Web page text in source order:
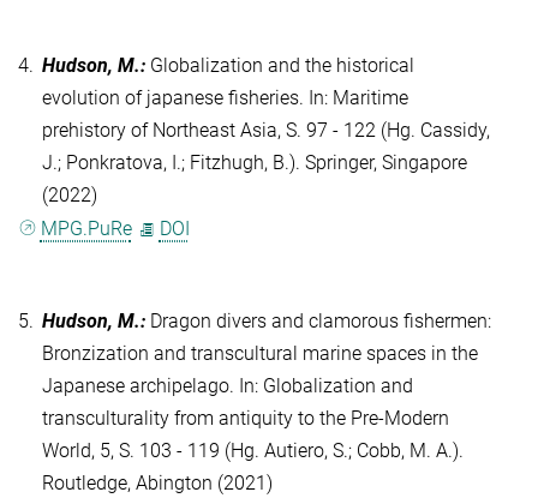
4. Hudson, M.: Globalization and the historical
evolution of japanese fisheries. In: Maritime
prehistory of Northeast Asia, S. 97 - 122 (Hg. Cassidy,
J.; Ponkratova, I.; Fitzhugh, B.). Springer, Singapore
(2022)
MPG.PuRe
DOI
5. Hudson, M.: Dragon divers and clamorous fishermen:
Bronzization and transcultural marine spaces in the
Japanese archipelago. In: Globalization and
transculturality from antiquity to the Pre-Modern
World, 5, S. 103 - 119 (Hg. Autiero, S.; Cobb, M. A.).
Routledge, Abington (2021)